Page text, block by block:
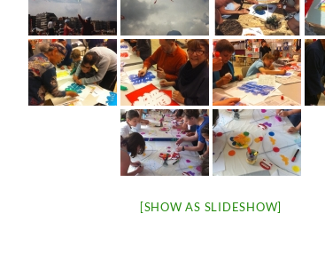
[SHOW AS SLIDESHOW]